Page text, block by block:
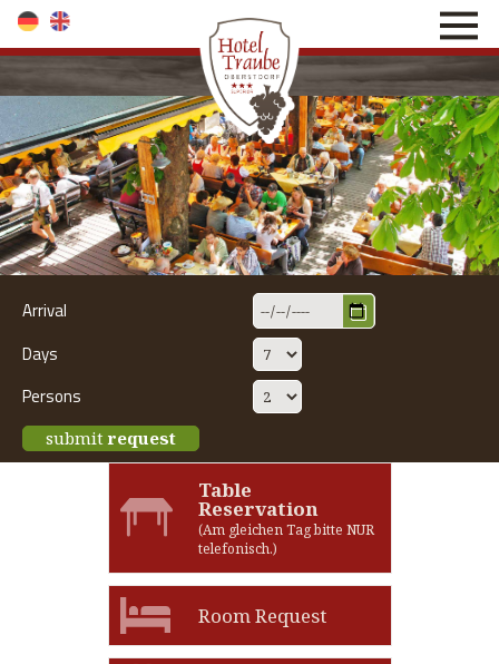
direkt zur Navigation
direkt zum Inhalt
Arrival
Days
Persons
submit request
Table
Reservation
(Am gleichen Tag bitte NUR
telefonisch.)
Room Request